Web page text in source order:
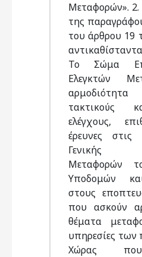
Μεταφορών». 2.
της
του άρθρου 19
Το Σώμα
Ελεγκτών
αρμοδιότητα
τακτικούς
ελέγχους,
έρευνες στις
Γενικής
Μεταφορών
Υποδομών
στους
που ασκούν
θέματα
υπηρεσίες των
Χώρας